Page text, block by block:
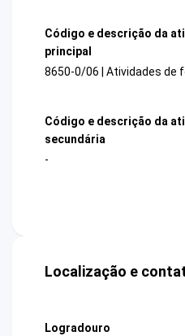
Código e descrição da
principal
8650-0/06 | Atividades de
Código e descrição da
secundária
-
Localização e
Logradouro